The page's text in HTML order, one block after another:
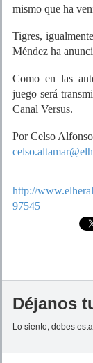
mismo que ha
Tigres,
Méndez ha
Como en las
juego será
Canal Versus.
Por Celso
http://
97545
Déjanos
Lo siento, debes